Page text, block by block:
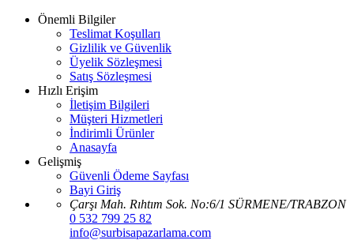
Önemli Bilgiler
Teslimat Koşulları
Gizlilik ve Güvenlik
Üyelik Sözleşmesi
Satış Sözleşmesi
Hızlı Erişim
İletişim Bilgileri
Müşteri Hizmetleri
İndirimli Ürünler
Anasayfa
Gelişmiş
Güvenli Ödeme Sayfası
Bayi Giriş
Çarşı Mah. Rıhtım Sok. No:6/1 SÜRMENE/TRABZON
0 532 799 25 82
info@surbisapazarlama.com